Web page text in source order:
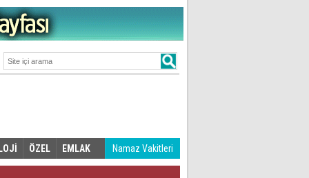
Namaz Vakitleri
ÖZEL EMLAK